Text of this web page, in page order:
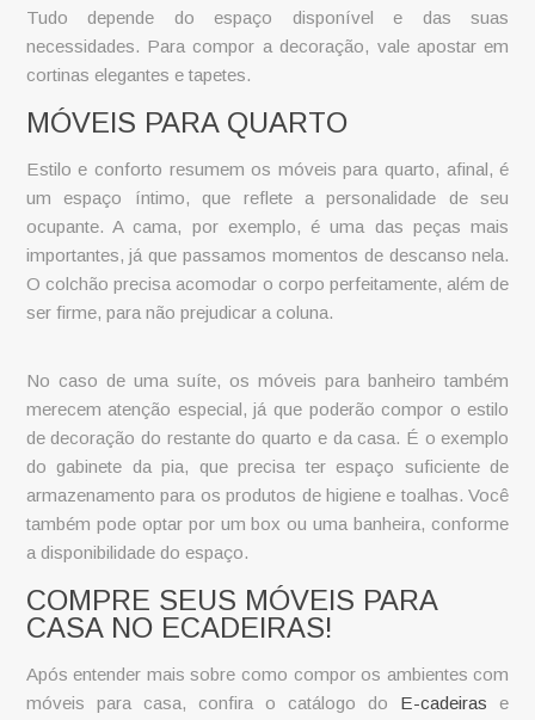
Tudo depende do espaço disponível e das suas
necessidades. Para compor a decoração, vale apostar em
cortinas elegantes e tapetes.
MÓVEIS PARA QUARTO
Estilo e conforto resumem os móveis para quarto, afinal, é
um espaço íntimo, que reflete a personalidade de seu
ocupante. A cama, por exemplo, é uma das peças mais
importantes, já que passamos momentos de descanso nela.
O colchão precisa acomodar o corpo perfeitamente, além de
ser firme, para não prejudicar a coluna.
No caso de uma suíte, osmóveis para banheiro também
merecem atenção especial, já que poderão compor o estilo
de decoração do restante do quarto e da casa. É o exemplo
do gabinete da pia, que precisa ter espaço suficiente de
armazenamento para os produtos de higiene e toalhas. Você
também pode optar por um box ou uma banheira, conforme
a disponibilidade do espaço.
COMPRE SEUS MÓVEIS PARA
CASA NO ECADEIRAS!
Após entender mais sobre como compor os ambientes com
móveis para casa, confira o catálogo do E-cadeiras e